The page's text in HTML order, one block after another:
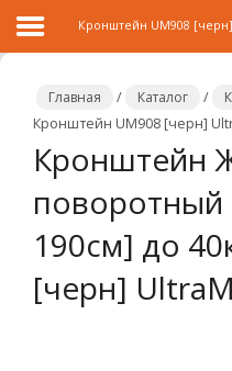
Главная
Каталог
Распродажа
Кронштейн UM908
Главная / Каталог /
Кронштейн UM908 [черн]
Кронштейн
поворотный
190см] до
[черн]